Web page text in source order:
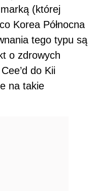
(której
Korea Północna
tego typu są
o zdrowych
do Kii
na takie